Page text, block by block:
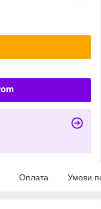
Оплата Умови